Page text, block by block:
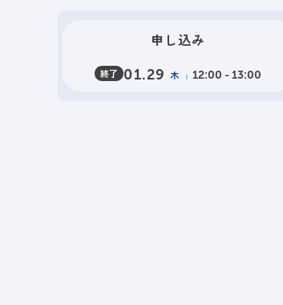
申し込み
終了 01.29 木 12:00 - 13:00